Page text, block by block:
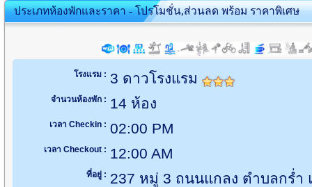
ประเภทห้องพักและราคา - โปรโมชั่น,ส่วนลด พร้อม ราคาพิเศษ
โรงแรม : 3 ดาวโรงแรม
จำนวนห้องพัก : 14 ห้อง
เวลา Checkin : 02:00 PM
เวลา Checkout : 12:00 AM
ที่อยู่ : 237 หมู่ 3 ถนนแกลง ตำบลกร่ำ